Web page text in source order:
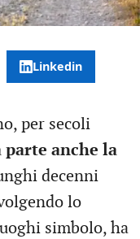
Linkedin
per secoli
anche la
decenni
lo
simbolo, ha